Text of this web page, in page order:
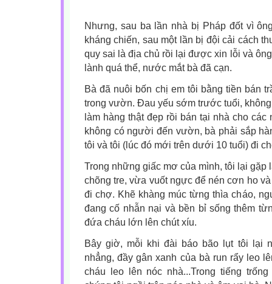
Nhưng, sau ba lần nhà bị Pháp đốt vì
kháng chiến, sau một lần bị đội cải cách
quy sai là địa chủ rồi lại được xin lỗi và
lành quá thể, nước mắt bà đã cạn.
Bà đã nuôi bốn chị em tôi bằng tiền bán
trong vườn. Đau yếu sớm trước tuổi,
làm hàng thật đẹp rồi bán tại nhà cho
không có người đến vườn, bà phải sắp
tôi và tôi (lúc đó mới trên dưới 10 tuổi) đi
Trong những giấc mơ của mình, tôi lại gặp
chõng tre, vừa vuốt ngực để nén cơn ho
đi chợ. Khẽ khàng múc từng thìa cháo,
đang cố nhẫn nại và bền bỉ sống thêm
đứa cháu lớn lên chút xíu.
Bây giờ, mỗi khi đài báo bão lụt tôi lại
nhẳng, đầy gân xanh của bà run rẩy leo
cháu leo lên nóc nhà...Trong tiếng